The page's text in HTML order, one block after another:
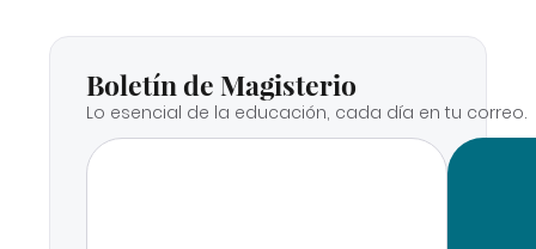
Boletín de Magisterio
Lo esencial de la educación, cada día en tu correo.